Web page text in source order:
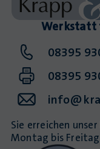
Werkstatt
08395
08395
Sie erreichen
Montag bis